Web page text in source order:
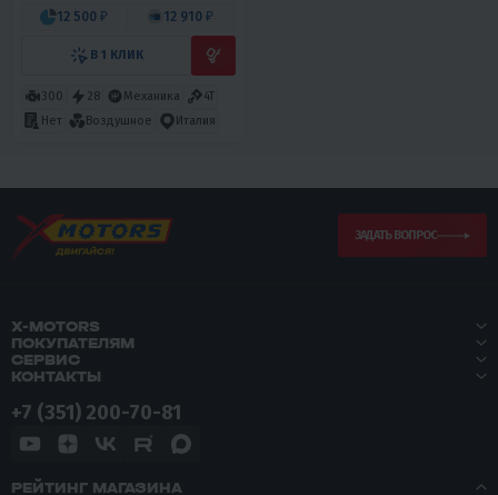
12 500 ₽ 12 910 ₽
В 1 КЛИК
300 28 Механика
4T
Нет
Воздушное Италия
ЗАДАТЬ ВОПРОС
X-MOTORS
ПОКУПАТЕЛЯМ
СЕРВИС
КОНТАКТЫ
+7 (351) 200-70-81
РЕЙТИНГ МАГАЗИНА